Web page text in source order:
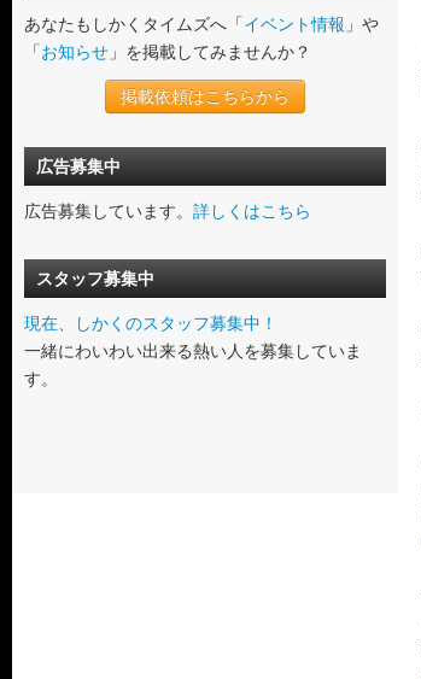
あなたもしかくタイムズへ「イベント情報 」や
「お知らせ 」を掲載してみませんか？
掲載依頼はこちらから
広告募集中
広告募集しています。 詳しくはこちら
スタッフ募集中
現在、しかくのスタッフ募集中！
一緒にわいわい出来る熱い人を募集していま
す。